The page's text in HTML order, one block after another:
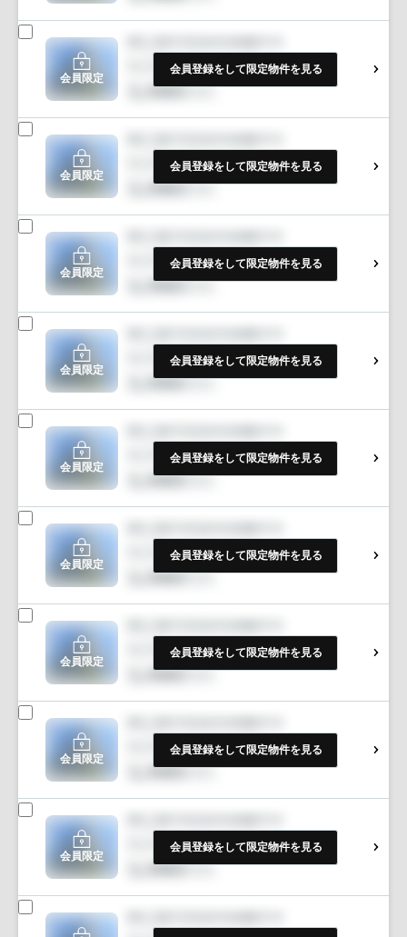
会員限定
会員登録をして限定物件を見る
会員限定
会員登録をして限定物件を見る
会員限定
会員登録をして限定物件を見る
会員限定
会員登録をして限定物件を見る
会員限定
会員登録をして限定物件を見る
会員限定
会員登録をして限定物件を見る
会員限定
会員登録をして限定物件を見る
会員限定
会員登録をして限定物件を見る
会員限定
会員登録をして限定物件を見る